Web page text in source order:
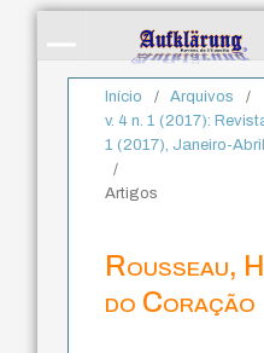
Início / Arquivos
/
v. 4 n. 1 (2017):
1 (2017), Janeiro-Abril
/
Artigos
Rousseau,
do Coração